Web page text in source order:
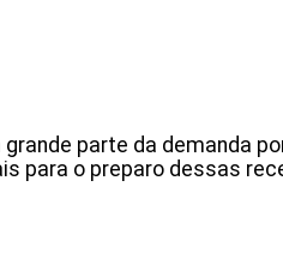
parte da demanda
o preparo dessas